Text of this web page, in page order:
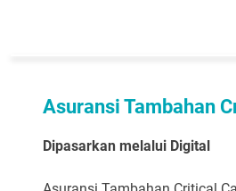
Asuransi Tambahan
Dipasarkan melalui Digital